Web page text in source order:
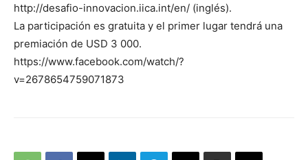
http://desafio-innovacion.iica.int/en/ (inglés).
La participación es gratuita y el primer lugar tendrá una
premiación de USD 3 000.
https://www.facebook.com/watch/?
v=2678654759071873